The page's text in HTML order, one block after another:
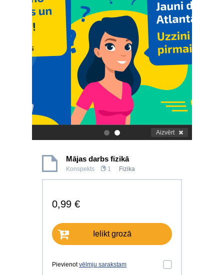
. Aizvērt
Mājas darbs fizikā
Konspekts 1 Fizika
0,99 €
Ielikt grozā
Pievienotvēlmju sarakstam